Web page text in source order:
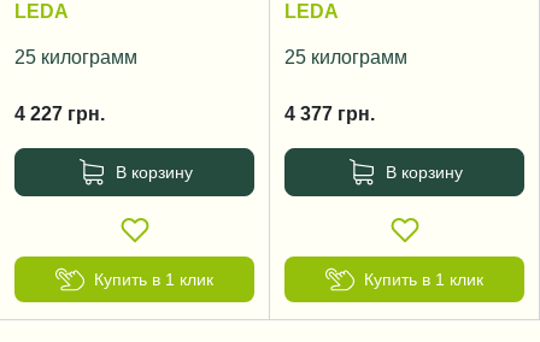
LEDA
25 килограмм
4 227 грн.
В корзину
Купить в 1 клик
LEDA
25 килограмм
4 377 грн.
В корзину
Купить в 1 клик